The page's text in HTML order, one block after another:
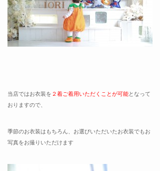
当店ではお衣装を ２着ご着用いただくことが可能となって
おりますので、
季節のお衣装はもちろん、お選びいただいたお衣装でもお
写真をお撮りいただけます